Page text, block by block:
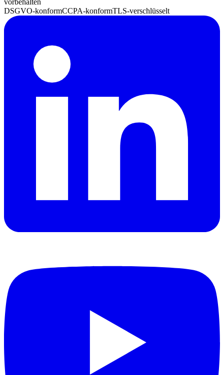
vorbehalten
DSGVO-konformCCPA-konformTLS-verschlüsselt